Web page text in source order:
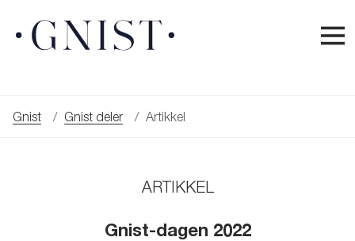
Gnist Gnist deler Artikkel
ARTIKKEL
Gnist-dagen 2022